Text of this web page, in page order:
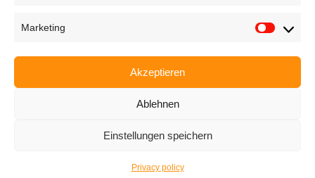
Marketing
Akzeptieren
Ablehnen
Einstellungen speichern
Privacy policy